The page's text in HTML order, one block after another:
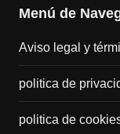
Menú de
Aviso legal y
politica de
politica de